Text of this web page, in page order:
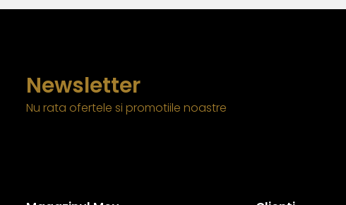
Newsletter
Nu rata ofertele si promotiile noastre